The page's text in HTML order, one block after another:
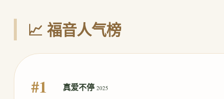
📈 福音人气榜
#1 真爱不停 2025